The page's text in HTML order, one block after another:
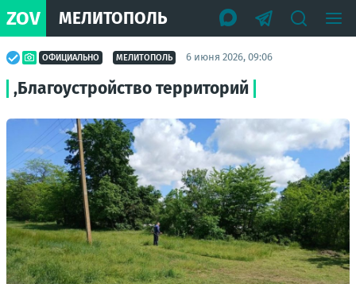
ZOV МЕЛИТОПОЛЬ
ОФИЦИАЛЬНО МЕЛИТОПОЛЬ 6 июня 2026, 09:06
,Благоустройство территорий